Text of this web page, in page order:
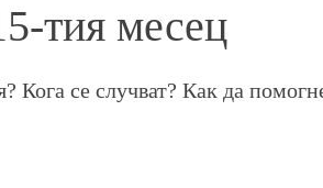
тия месец
Кога се случват? Как да